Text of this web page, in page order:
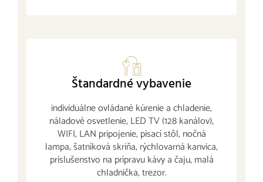
Štandardné vybavenie
individuálne ovládané kúrenie a chladenie,
náladové osvetlenie, LED TV (128 kanálov),
WIFI, LAN pripojenie, písací stôl, nočná
lampa, šatníková skriňa, rýchlovarná kanvica,
príslušenstvo na prípravu kávy a čaju, malá
chladnička, trezor.